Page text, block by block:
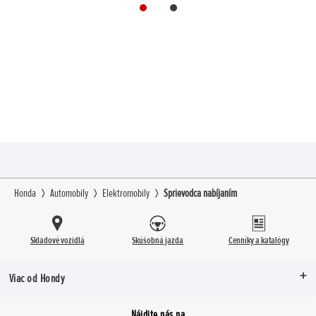
Honda Automobily Elektromobily Sprievodca nabíjaním
Skladové vozidlá Skúšobná jazda Cenníky a katalógy
Viac od Hondy